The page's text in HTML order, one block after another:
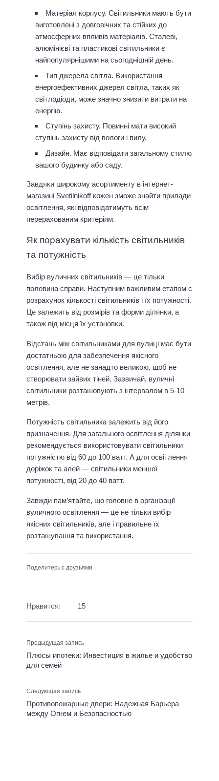
Матеріал корпусу. Світильники мають бути
виготовлені з довговічних та стійких до
атмосферних впливів матеріалів. Сталеві,
алюмінієві та пластикові світильники є
найпопулярнішими на сьогоднішній день.
Тип джерела світла. Використання
енергоефективних джерел світла, таких як
світлодіоди, може значно знизити витрати на
енергію.
Ступінь захисту. Повинні мати високий
ступінь захисту від вологи і пилу.
Дизайн. Має відповідати загальному стилю
вашого будинку або саду.
Завдяки широкому асортименту в інтернет-
магазині Svetilnikoff кожен зможе знайти прилади
освітлення, які відповідатимуть всім
перерахованим критеріям.
Як порахувати кількість світильників
та потужність
Вибір вуличних світильників — це тільки
половина справи. Наступним важливим етапом є
розрахунок кількості світильників і їх потужності.
Це залежить від розмірів та форми ділянки, а
також від місця їх установки.
Відстань між світильниками для вулиці має бути
достатньою для забезпечення якісного
освітлення, але не занадто великою, щоб не
створювати зайвих тіней. Зазвичай, вуличні
світильники розташовують з інтервалом в 5-10
метрів.
Потужність світильника залежить від його
призначення. Для загального освітлення ділянки
рекомендується використовувати світильники
потужністю від 60 до 100 ватт. А для освітлення
доріжок та алей — світильники меншої
потужності, від 20 до 40 ватт.
Завжди пам’ятайте, що головне в організації
вуличного освітлення — це не тільки вибір
якісних світильників, але і правильне їх
розташування та використання.
Поделитесь с друзьями
Нравится: 15
Предыдущая запись
Плюсы ипотеки: Инвестиция в жилье и удобство
для семей
Следующая запись
Противопожарные двери: Надежная Барьера
между Огнем и Безопасностью